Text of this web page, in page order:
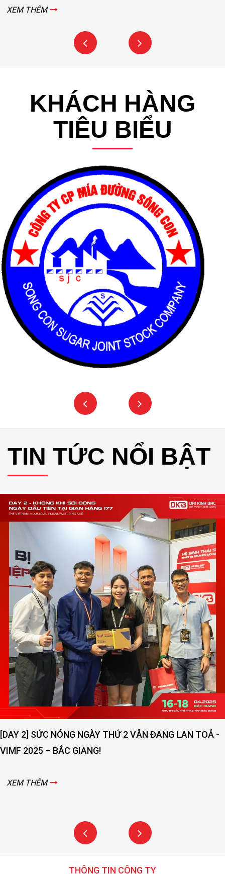
KHÁCH HÀNG
TIÊU BIỂU
TIN TỨC NỔI BẬT
ĐẠI KINH BẮC MỞ RỘNG QUY MÔ - NÂNG CAO
LƯỢNG DỊCH VỤ
XEM THÊM
THÔNG TIN CÔNG TY